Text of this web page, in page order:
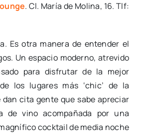
. Cl. María de Molina, 16. Tlf:
Es otra manera de entender el
Un espacio moderno, atrevido
para disfrutar de la mejor
los lugares más ‘chic’ de la
dan cita gente que sabe apreciar
de vino acompañada por una
cocktail de media noche